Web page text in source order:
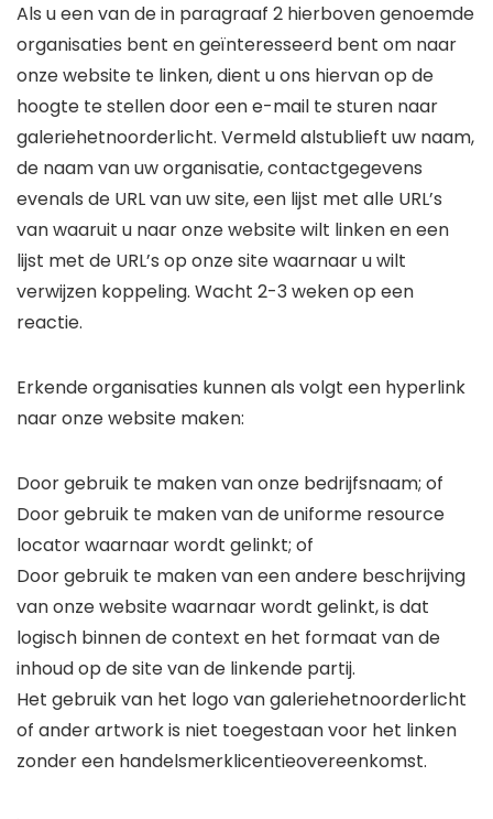
Als u een van de in paragraaf 2 hierboven genoemde
organisaties bent en geïnteresseerd bent om naar
onze website te linken, dient u ons hiervan op de
hoogte te stellen door een e-mail te sturen naar
galeriehetnoorderlicht. Vermeld alstublieft uw naam,
de naam van uw organisatie, contactgegevens
evenals de URL van uw site, een lijst met alle URL’s
van waaruit u naar onze website wilt linken en een
lijst met de URL’s op onze site waarnaar u wilt
verwijzen koppeling. Wacht 2-3 weken op een
reactie.
Erkende organisaties kunnen als volgt een hyperlink
naar onze website maken:
Door gebruik te maken van onze bedrijfsnaam; of
Door gebruik te maken van de uniforme resource
locator waarnaar wordt gelinkt; of
Door gebruik te maken van een andere beschrijving
van onze website waarnaar wordt gelinkt, is dat
logisch binnen de context en het formaat van de
inhoud op de site van de linkende partij.
Het gebruik van het logo van galeriehetnoorderlicht
of ander artwork is niet toegestaan ​​voor het linken
zonder een handelsmerklicentieovereenkomst.